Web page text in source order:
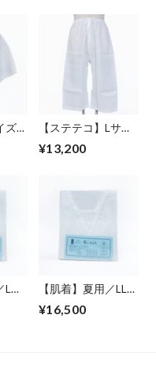
ズ／
【ステテコ】Lサイ
性
¥13,200
Lサ
【肌着】夏用／LLサ
麻／麻わた／女性
¥16,500